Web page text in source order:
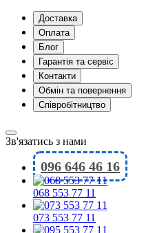
Доставка
Оплата
Блог
Гарантія та сервіс
Контакти
Обмін та повернення
Співробітництво
Зв'язатись з нами
096 646 46 16
068 553 77 11
073 553 77 11